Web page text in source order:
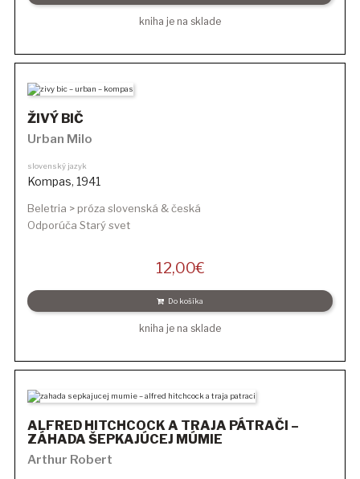
kniha je na sklade
ŽIVÝ BIČ
Urban Milo
slovenský jazyk
Kompas, 1941
Beletria > próza slovenská & česká
Odporúča Starý svet
12,00€
Do košíka
kniha je na sklade
ALFRED HITCHCOCK A TRAJA PÁTRAČI –
ZÁHADA ŠEPKAJÚCEJ MÚMIE
Arthur Robert